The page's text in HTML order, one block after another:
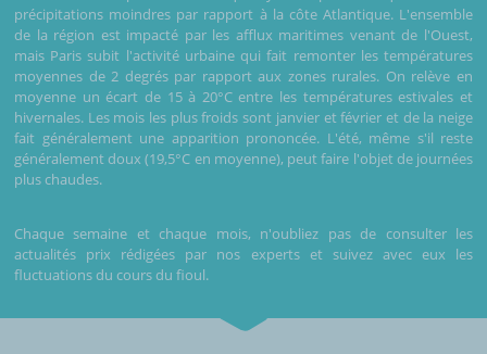
précipitations moindres par rapport à la côte Atlantique. L'ensemble
de la région est impacté par les afflux maritimes venant de l'Ouest,
mais Paris subit l'activité urbaine qui fait remonter les températures
moyennes de 2 degrés par rapport aux zones rurales. On relève en
moyenne un écart de 15 à 20°C entre les températures estivales et
hivernales. Les mois les plus froids sont janvier et février et de la neige
fait généralement une apparition prononcée. L'été, même s'il reste
généralement doux (19,5°C en moyenne), peut faire l'objet de journées
plus chaudes.
Chaque semaine et chaque mois, n'oubliez pas de consulter les
actualités prix rédigées par nos experts et suivez avec eux les
fluctuations du cours du fioul.